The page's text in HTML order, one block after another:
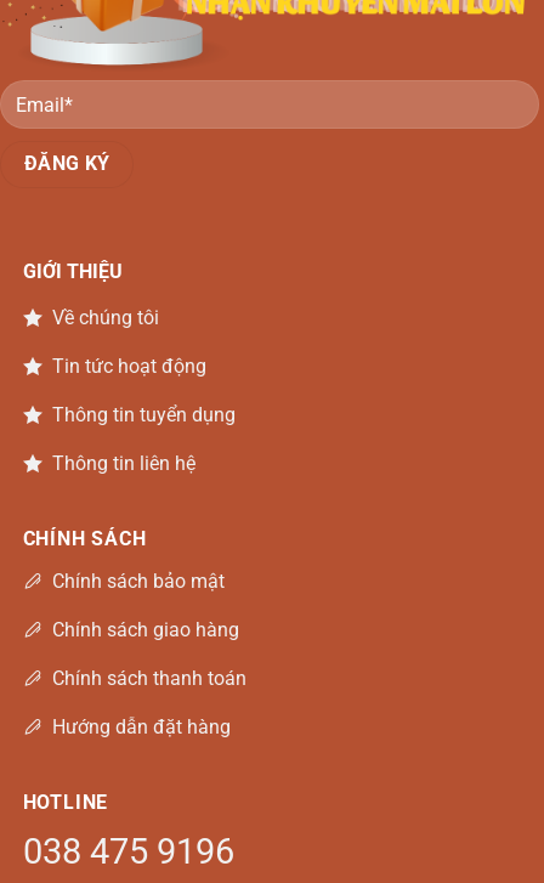
GIỚI THIỆU
Về chúng tôi
Tin tức hoạt động
Thông tin tuyển dụng
Thông tin liên hệ
CHÍNH SÁCH
Chính sách bảo mật
Chính sách giao hàng
Chính sách thanh toán
Hướng dẫn đặt hàng
HOTLINE
038 475 9196